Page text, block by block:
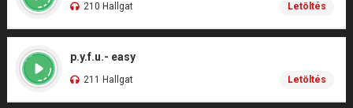
210 Hallgat Letöltés
p.y.f.u.- easy
211 Hallgat Letöltés